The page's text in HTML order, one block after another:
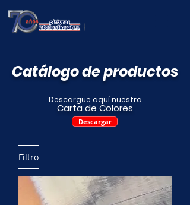
Catálogo de productos
Descargue aquí nuestra
Carta de Colores
Descargar
Filtro